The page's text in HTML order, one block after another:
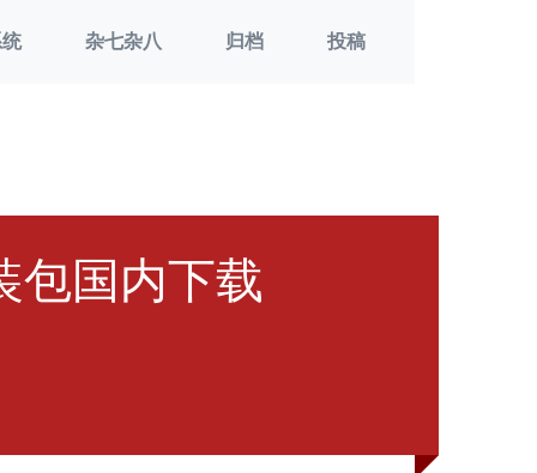
杂七杂八 归档 投稿
包国内下载